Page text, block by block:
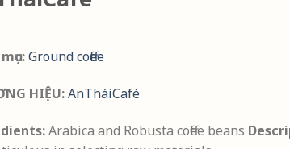
Ground coffee
HIỆU:AnTháiCafé
Arabica and Robusta coffee beans